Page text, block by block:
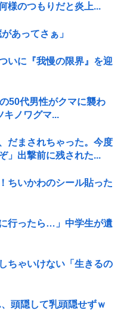
様のつもりだと炎上...
あってさぁ」
いに『我慢の限界』を迎
50代男性がクマに襲わ
キノワグマ...
だまされちゃった。今度
」出撃前に残された...
ちいかわのシール貼った
行ったら…」中学生が遺
ちゃいけない「生きるの
頭隠して乳頭隠せずｗ